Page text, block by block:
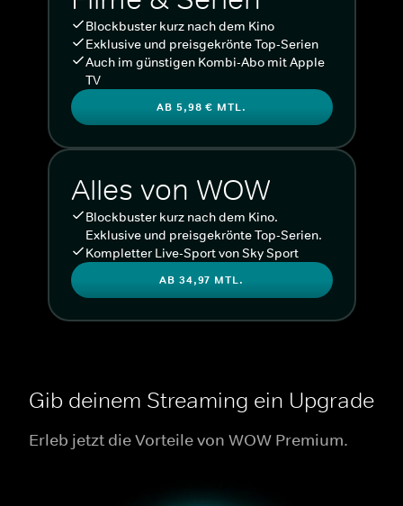
Blockbuster kurz nach dem Kino
Exklusive und preisgekrönte Top-Serien
Auch im günstigen Kombi-Abo mit Apple
TV
AB 5,98 € MTL.
Alles von WOW
Blockbuster kurz nach dem Kino.
Exklusive und preisgekrönte Top-Serien.
Kompletter Live-Sport von Sky Sport
AB 34,97 MTL.
Gib deinem Streaming ein Upgrade
Erleb jetzt die Vorteile von WOW Premium.